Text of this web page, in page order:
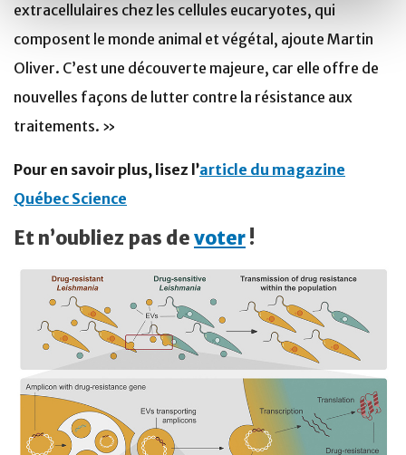
extracellulaires chez les cellules eucaryotes, qui
composent le monde animal et végétal, ajoute Martin
Oliver. C’est une découverte majeure, car elle offre de
nouvelles façons de lutter contre la résistance aux
traitements. »
Pour en savoir plus, lisez l’article du magazine
Québec Science
Et n’oubliez pas devoter!